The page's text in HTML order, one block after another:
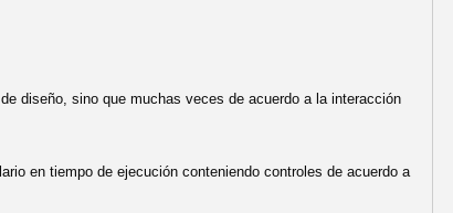
diseño, sino que muchas veces de acuerdo a la interacción
en tiempo de ejecución conteniendo controles de acuerdo a